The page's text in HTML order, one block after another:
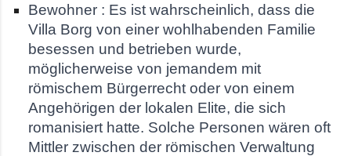
Bewohner : Es ist wahrscheinlich, dass die
Villa Borg von einer wohlhabenden Familie
besessen und betrieben wurde,
möglicherweise von jemandem mit
römischem Bürgerrecht oder von einem
Angehörigen der lokalen Elite, die sich
romanisiert hatte. Solche Personen wären oft
Mittler zwischen der römischen Verwaltung